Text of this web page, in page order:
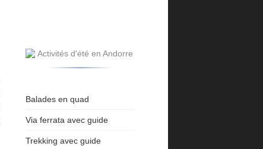
Balades en quad
Via ferrata avec guide
Trekking avec guide